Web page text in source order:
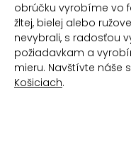
obrúčku vyrobíme vo
žltej, bielej alebo
nevybrali, s radosťou
požiadavkam a
mieru. Navštívte náše
Košiciach.